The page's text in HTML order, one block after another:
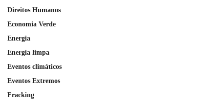
Direitos Humanos
Economia Verde
Energia
Energia limpa
Eventos climáticos
Eventos Extremos
Fracking